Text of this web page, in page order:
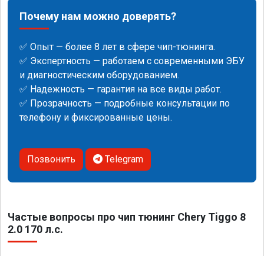
Почему нам можно доверять?
✅ Опыт — более 8 лет в сфере чип-тюнинга.
✅ Экспертность — работаем с современными ЭБУ
и диагностическим оборудованием.
✅ Надежность — гарантия на все виды работ.
✅ Прозрачность — подробные консультации по
телефону и фиксированные цены.
Позвонить Telegram
Частые вопросы про чип тюнинг Chery Tiggo 8
2.0 170 л.с.